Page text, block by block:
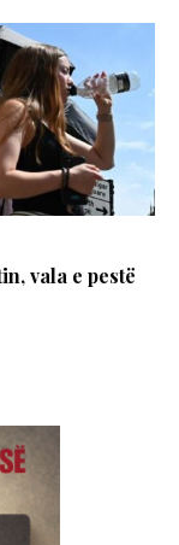
vala e pestë